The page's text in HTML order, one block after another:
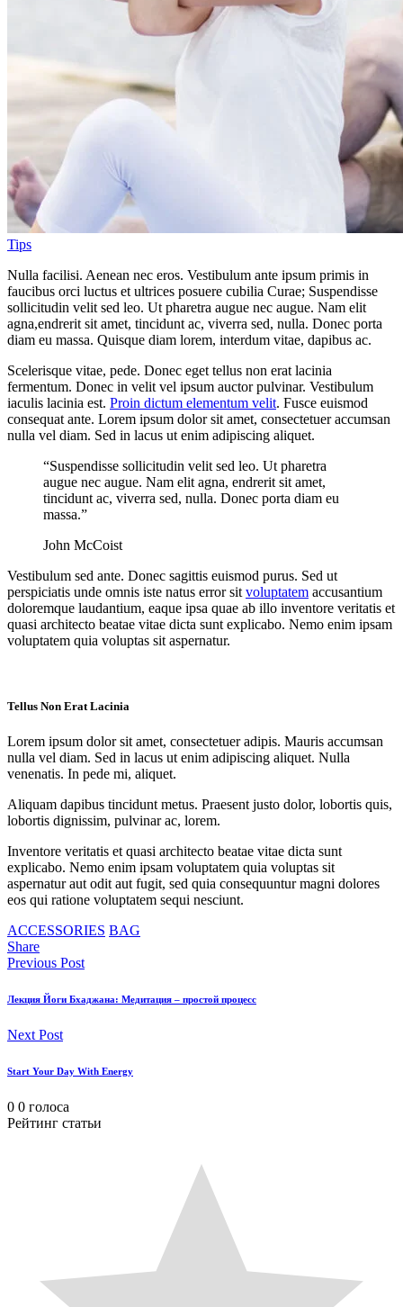
Tips
Nulla facilisi. Aenean nec eros. Vestibulum ante ipsum primis in
faucibus orci luctus et ultrices posuere cubilia Curae; Suspendisse
sollicitudin velit sed leo. Ut pharetra augue nec augue. Nam elit
agna,endrerit sit amet, tincidunt ac, viverra sed, nulla. Donec porta
diam eu massa. Quisque diam lorem, interdum vitae, dapibus ac.
Scelerisque vitae, pede. Donec eget tellus non erat lacinia
fermentum. Donec in velit vel ipsum auctor pulvinar. Vestibulum
iaculis lacinia est. Proin dictum elementum velit. Fusce euismod
consequat ante. Lorem ipsum dolor sit amet, consectetuer accumsan
nulla vel diam. Sed in lacus ut enim adipiscing aliquet.
“Suspendisse sollicitudin velit sed leo. Ut pharetra
augue nec augue. Nam elit agna, endrerit sit amet,
tincidunt ac, viverra sed, nulla. Donec porta diam eu
massa.”
John McCoist
Vestibulum sed ante. Donec sagittis euismod purus. Sed ut
perspiciatis unde omnis iste natus error sit voluptatem accusantium
doloremque laudantium, eaque ipsa quae ab illo inventore veritatis et
quasi architecto beatae vitae dicta sunt explicabo. Nemo enim ipsam
voluptatem quia voluptas sit aspernatur.
Tellus Non Erat Lacinia
Lorem ipsum dolor sit amet, consectetuer adipis. Mauris accumsan
nulla vel diam. Sed in lacus ut enim adipiscing aliquet. Nulla
venenatis. In pede mi, aliquet.
Aliquam dapibus tincidunt metus. Praesent justo dolor, lobortis quis,
lobortis dignissim, pulvinar ac, lorem.
Inventore veritatis et quasi architecto beatae vitae dicta sunt
explicabo. Nemo enim ipsam voluptatem quia voluptas sit
aspernatur aut odit aut fugit, sed quia consequuntur magni dolores
eos qui ratione voluptatem sequi nesciunt.
ACCESSORIES BAG
Share
Previous Post
Лекция Йоги Бхаджана: Медитация – простой процесс
Next Post
Start Your Day With Energy
0 0 голоса
Рейтинг статьи